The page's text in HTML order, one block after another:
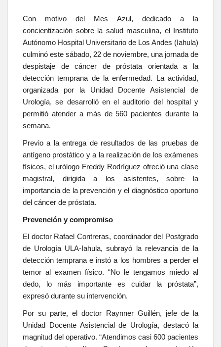
Con motivo del Mes Azul, dedicado a la
concientización sobre la salud masculina, el Instituto
Autónomo Hospital Universitario de Los Andes (Iahula)
culminó este sábado, 22 de noviembre, una jornada de
despistaje de cáncer de próstata orientada a la
detección temprana de la enfermedad. La actividad,
organizada por la Unidad Docente Asistencial de
Urología, se desarrolló en el auditorio del hospital y
permitió atender a más de 560 pacientes durante la
semana.
Previo a la entrega de resultados de las pruebas de
antígeno prostático y a la realización de los exámenes
físicos, el urólogo Freddy Rodríguez ofreció una clase
magistral, dirigida a los asistentes, sobre la
importancia de la prevención y el diagnóstico oportuno
del cáncer de próstata.
Prevención y compromiso
El doctor Rafael Contreras, coordinador del Postgrado
de Urología ULA-Iahula, subrayó la relevancia de la
detección temprana e instó a los hombres a perder el
temor al examen físico. “No le tengamos miedo al
dedo, lo más importante es cuidar la próstata”,
expresó durante su intervención.
Por su parte, el doctor Raynner Guillén, jefe de la
Unidad Docente Asistencial de Urología, destacó la
magnitud del operativo. “Atendimos casi 600 pacientes